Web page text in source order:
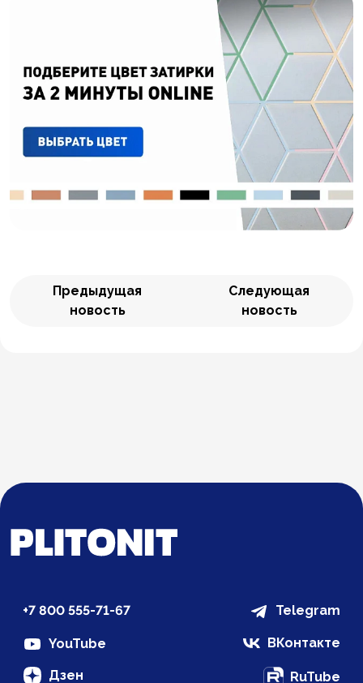
Предыдущая
новость
Следующая
новость
+7 800 555-71-67 Telegram
YouTube ВКонтакте
Дзен RuTube